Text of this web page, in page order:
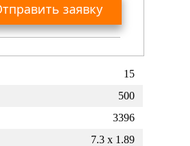
заявку
предложение
сроками поставки,
по
15
500
3396
7.3 x 1.89